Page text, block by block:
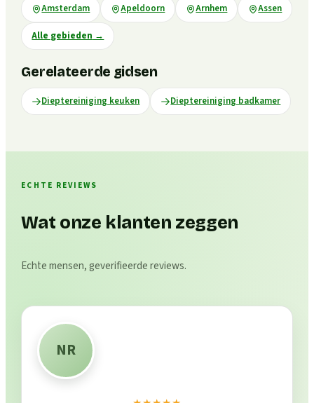
Amsterdam Apeldoorn Arnhem Assen
Alle gebieden →
Gerelateerde gidsen
Dieptereiniging keuken Dieptereiniging badkamer
ECHTE REVIEWS
Wat onze klanten zeggen
Echte mensen, geverifieerde reviews.
NR